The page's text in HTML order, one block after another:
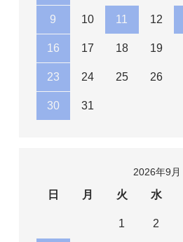
9 10 11 12
16 17 18 19
23 24 25 26
30 31
2026年9月
日 月 火 水
1 2